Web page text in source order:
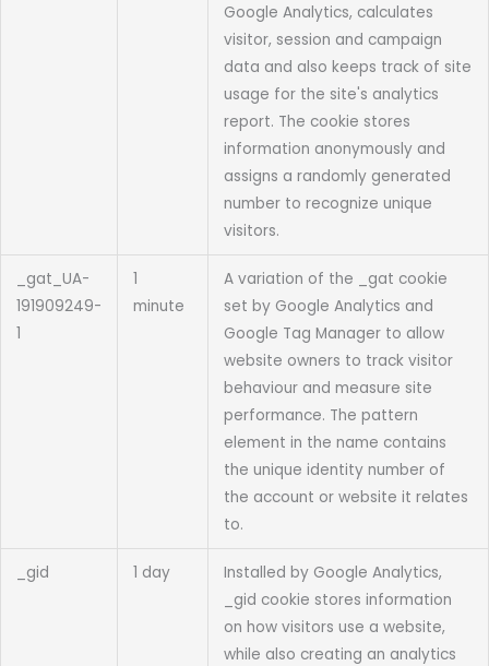
Google Analytics, calculates
visitor, session and campaign
data and also keeps track of site
usage for the site's analytics
report. The cookie stores
information anonymously and
assigns a randomly generated
number to recognize unique
visitors.
_gat_UA-
191909249-
1
1
minute
A variation of the _gat cookie
set by Google Analytics and
Google Tag Manager to allow
website owners to track visitor
behaviour and measure site
performance. The pattern
element in the name contains
the unique identity number of
the account or website it relates
to.
_gid 1 day
Installed by Google Analytics,
_gid cookie stores information
on how visitors use a website,
while also creating an analytics